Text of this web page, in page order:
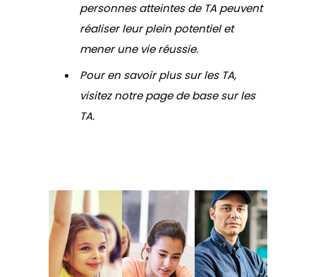
personnes atteintes de TA peuvent
réaliser leur plein potentiel et
mener une vie réussie.
Pour en savoir plus sur les TA,
visitez notre page de base sur les
TA.